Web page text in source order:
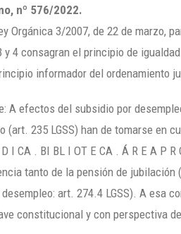
nº 576/2022.
Orgánica 3/2007, de 22 de marzo,
4 consagran el principio de
informador del ordenamiento
A efectos del subsidio por
235 LGSS) han de tomarse en
I CA . BI BL I OT E CA . Á R E A P
tanto de la pensión de jubilación
art. 274.4 LGSS). A esa
constitucional y con perspectiva